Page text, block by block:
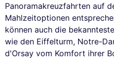
Panoramakreuzfahrten auf
Mahlzeitoptionen
können auch die
wie den Eiffelturm, Notre-
d'Orsay vom Komfort ihrer